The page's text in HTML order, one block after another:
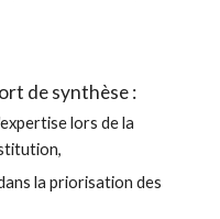
de synthèse :
lors de la
la priorisation des